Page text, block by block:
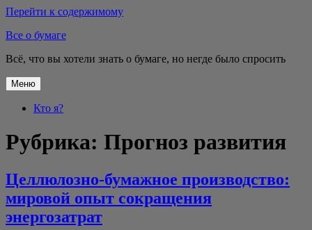
Перейти к содержимому
Все о бумаге
Всё, что вы хотели знать о бумаге, но негде было спросить
Меню
Кто я?
Рубрика: Прогноз развития
Целлюлозно-бумажное производство:
мировой опыт сокращения
энергозатрат